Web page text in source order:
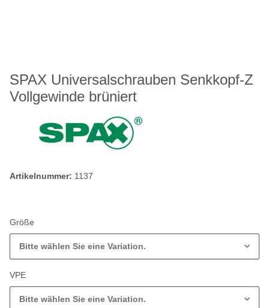
SPAX Universalschrauben Senkkopf-Z
Vollgewinde brüniert
Artikelnummer: 1137
Größe
Bitte wählen Sie eine Variation.
VPE
Bitte wählen Sie eine Variation.